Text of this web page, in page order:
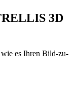
3D
es Ihren Bild-zu-